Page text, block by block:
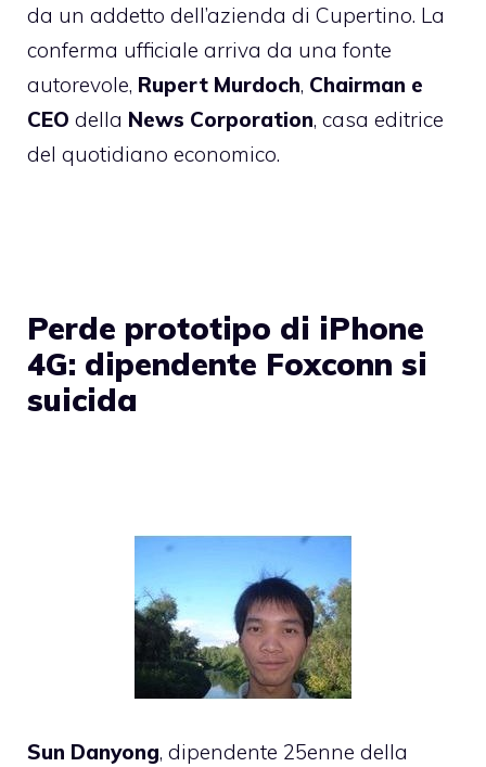
da un addetto dell’azienda di Cupertino. La
conferma ufficiale arriva da una fonte
autorevole, Rupert Murdoch, Chairman e
CEO della News Corporation, casa editrice
del quotidiano economico.
Perde prototipo di iPhone
4G: dipendente Foxconn si
suicida
Sun Danyong, dipendente 25enne della